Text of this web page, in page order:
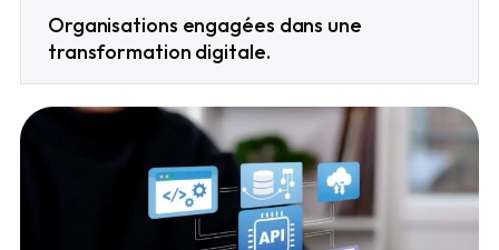
Organisations engagées dans une
transformation digitale.